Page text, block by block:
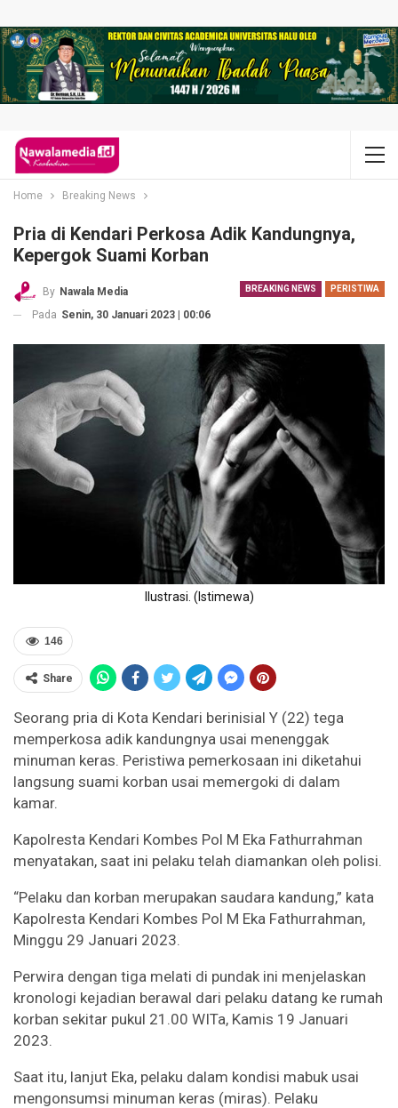
Home Breaking News
Pria di Kendari Perkosa Adik Kandungnya,
Kepergok Suami Korban
BREAKING NEWS PERISTIWA
By Nawala Media
Pada Senin, 30 Januari 2023 | 00:06
Ilustrasi. (Istimewa)
146
Share
Seorang pria di Kota Kendari berinisial Y (22) tega
memperkosa adik kandungnya usai menenggak
minuman keras. Peristiwa pemerkosaan ini diketahui
langsung suami korban usai memergoki di dalam
kamar.
Kapolresta Kendari Kombes Pol M Eka Fathurrahman
menyatakan, saat ini pelaku telah diamankan oleh polisi.
“Pelaku dan korban merupakan saudara kandung,” kata
Kapolresta Kendari Kombes Pol M Eka Fathurrahman,
Minggu 29 Januari 2023.
Perwira dengan tiga melati di pundak ini menjelaskan
kronologi kejadian berawal dari pelaku datang ke rumah
korban sekitar pukul 21.00 WITa, Kamis 19 Januari
2023.
Saat itu, lanjut Eka, pelaku dalam kondisi mabuk usai
mengonsumsi minuman keras (miras). Pelaku